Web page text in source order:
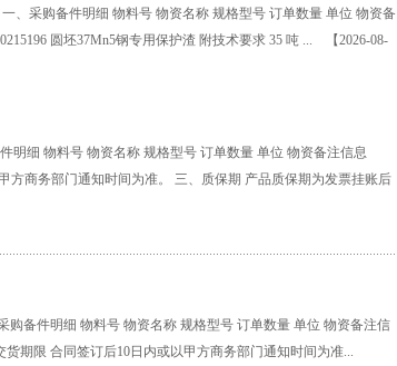
、采购备件明细 物料号 物资名称 规格型号 订单数量 单位 物资备
圆坯37Mn5钢专用保护渣 附技术要求 35 吨 ...
【2026-08-
明细 物料号 物资名称 规格型号 订单数量 单位 物资备注信息
方商务部门通知时间为准。 三、质保期 产品质保期为发票挂账后
备件明细 物料号 物资名称 规格型号 订单数量 单位 物资备注信
货期限 合同签订后10日内或以甲方商务部门通知时间为准...